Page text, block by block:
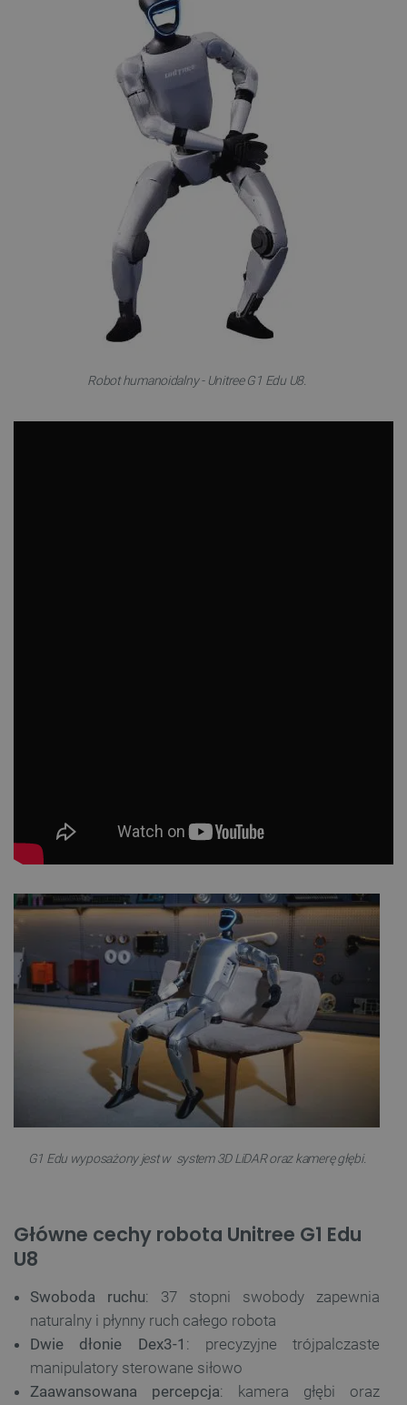
Robot humanoidalny - Unitree G1 Edu U8.
G1 Edu wyposażony jest w system 3D LiDAR oraz kamerę głębi.
Główne cechy robota Unitree G1 Edu
U8
Swoboda ruchu: 37 stopni swobody zapewnia
naturalny i płynny ruch całego robota
Dwie dłonie Dex3-1 : precyzyjne trójpalczaste
manipulatory sterowane siłowo
Zaawansowana percepcja: kamera głębi oraz